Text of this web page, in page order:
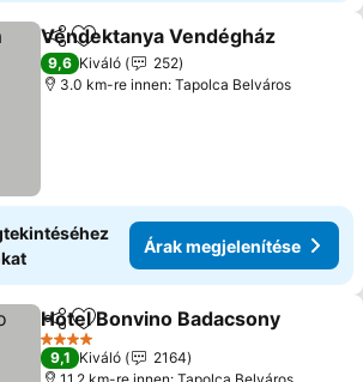
Megosztás
Hozzáadás a kedvencekhez
Véndektanya Vendégház
9,6 Kiváló
252
3.0 km-re innen: Tapolca Belváros
Árak megjelenítése
Megosztás
Hozzáadás a kedvencekhez
Hotel Bonvino Badacsony
4 Kategória
9,1 Kiváló
2164